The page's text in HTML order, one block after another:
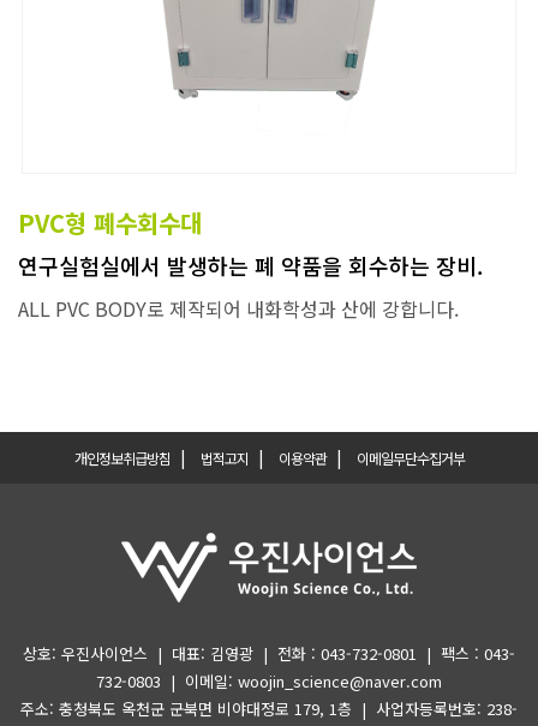
PVC형 폐수회수대
연구실험실에서 발생하는 폐 약품을 회수하는 장비.
ALL PVC BODY로 제작되어 내화학성과 산에 강합니다.
개인정보취급방침 | 법적고지 | 이용약관| 이메일무단수집거부
상호: 우진사이언스 | 대표: 김영광 | 전화 : 043-732-0801 | 팩스 : 043-
732-0803 | 이메일: woojin_science@naver.com
주소: 충청북도 옥천군 군북면 비야대정로 179, 1층 | 사업자등록번호: 238-